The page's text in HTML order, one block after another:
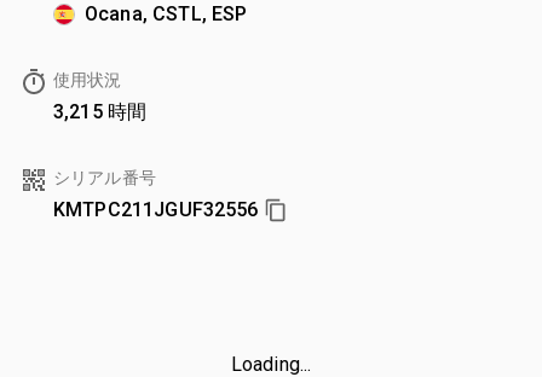
Ocana, CSTL, ESP
使用状況
3,215 時間
シリアル番号
KMTPC211JGUF32556
Loading...